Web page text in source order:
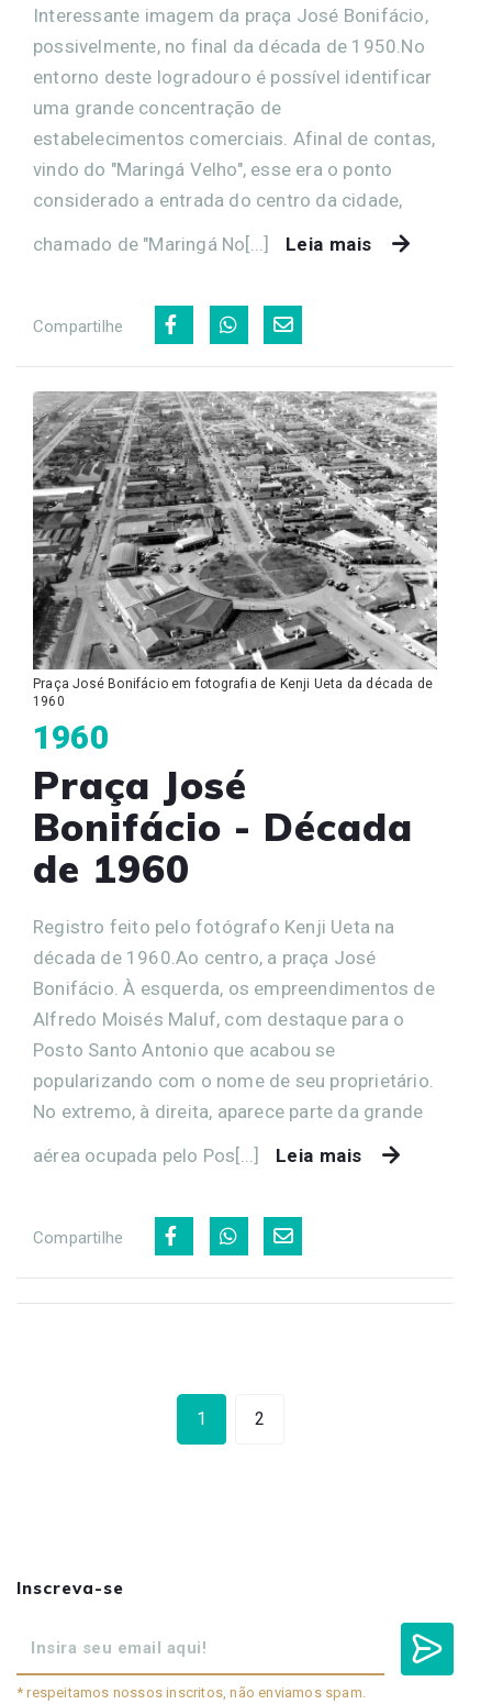
Interessante imagem da praça José Bonifácio,
possivelmente, no final da década de 1950.No
entorno deste logradouro é possível identificar
uma grande concentração de
estabelecimentos comerciais. Afinal de contas,
vindo do "Maringá Velho", esse era o ponto
considerado a entrada do centro da cidade,
chamado de "Maringá No[...]
Leia mais
Compartilhe
Praça José Bonifácio em fotografia de Kenji Ueta da década de
1960
1960
Praça José
Bonifácio - Década
de 1960
Registro feito pelo fotógrafo Kenji Ueta na
década de 1960.Ao centro, a praça José
Bonifácio. À esquerda, os empreendimentos de
Alfredo Moisés Maluf, com destaque para o
Posto Santo Antonio que acabou se
popularizando com o nome de seu proprietário.
No extremo, à direita, aparece parte da grande
aérea ocupada pelo Pos[...]
Leia mais
Compartilhe
1 2
Inscreva-se
* respeitamos nossos inscritos, não enviamos spam.